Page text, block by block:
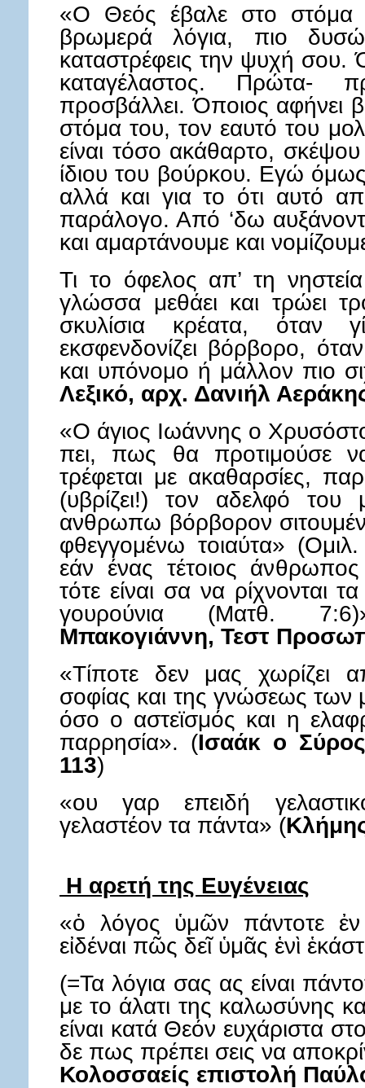
«Ο Θεός έβαλε στο στόμα
βρωμερά λόγια, πιο
καταστρέφεις την ψυχή σου.
καταγέλαστος. Πρώτα-
προσβάλλει. Όποιος αφήνει
στόμα του, τον εαυτό του
είναι τόσο ακάθαρτο,
ίδιου του βούρκου. Εγώ
αλλά και για το ότι αυτό
παράλογο. Από ‘δω
και αμαρτάνουμε και
Τι το όφελος απ’ τη
γλώσσα μεθάει και τρώει
σκυλίσια κρέατα, όταν
εκσφενδονίζει βόρβορο,
και υπόνομο ή μάλλον πιο
Λεξικό, αρχ. Δανιήλ
«Ο άγιος Ιωάννης ο
πει, πως θα προτιμούσε
τρέφεται με ακαθαρσίες,
(υβρίζει!) τον αδελφό
ανθρωπω βόρβορον
φθεγγομένω τοιαύτα»
εάν ένας τέτοιος
τότε είναι σα να ρίχνονται
γουρούνια (Ματθ.
Μπακογιάννη, Τεστ
«Τίποτε δεν μας χωρίζει
σοφίας και της γνώσεως
όσο ο αστεϊσμός και η
παρρησία». (Ισαάκ ο
113)
«ου γαρ επειδή
γελαστέον τα πάντα» (
Η αρετή της Ευγένειας
«ὁ λόγος ὑμῶν πάντοτε ἐν
εἰδέναι πῶς δεῖ ὑμᾶς ἑνὶ
(=Τα λόγια σας ας είναι
με το άλατι της καλωσύνης
είναι κατά Θεόν ευχάριστα
δε πως πρέπει σεις να
Κολοσσαείς επιστολή